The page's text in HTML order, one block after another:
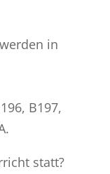
in
B197,
statt?